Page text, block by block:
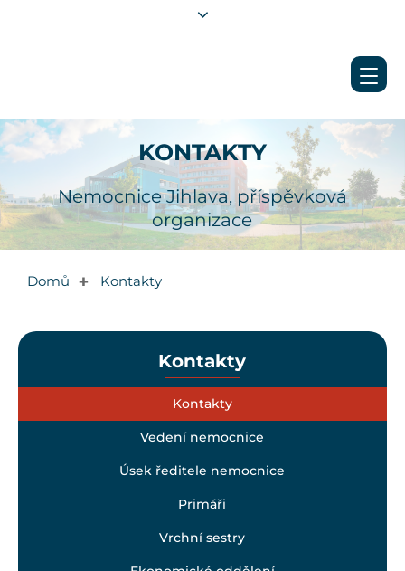
KONTAKTY
Nemocnice Jihlava, příspěvková
organizace
Domů ✚ Kontakty
Kontakty
Kontakty
Vedení nemocnice
Úsek ředitele nemocnice
Primáři
Vrchní sestry